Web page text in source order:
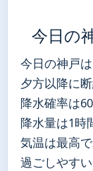
今日の
今日の神戸
夕方以降に
降水確率は
降水量は1時
気温は最高で
過ごしやす